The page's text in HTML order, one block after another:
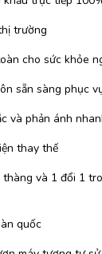
trường
cho sức khỏe
sẵn sàng phục
và phản ánh
thay thế
và 1 đổi 1
quốc